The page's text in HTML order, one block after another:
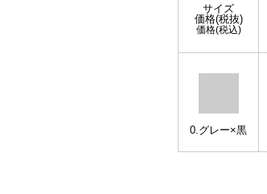
サイズ
価格(税抜)
価格(税込)
0.グレー×黒